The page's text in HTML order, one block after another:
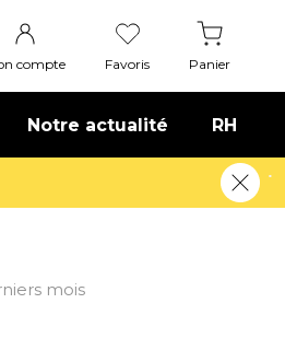
compte Favoris Panier
Notre actualité RH
mois